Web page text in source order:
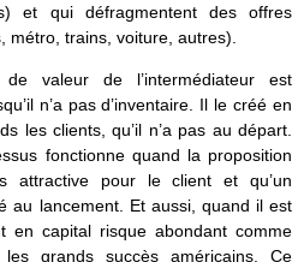
et qui défragmentent des offres
trains, voiture, autres).
valeur de l’intermédiateur est
n’a pas d’inventaire. Il le créé en
les clients, qu’il n’a pas au départ.
fonctionne quand la proposition
attractive pour le client et qu’un
au lancement. Et aussi, quand il est
en capital risque abondant comme
grands succès américains. Ce